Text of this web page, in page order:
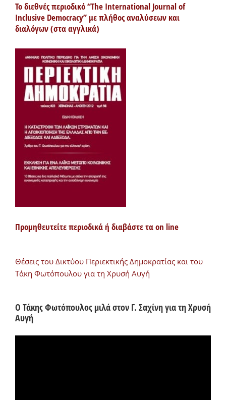
Το διεθνές περιοδικό “The International Journal of
Inclusive Democracy” με πλήθος αναλύσεων και
διαλόγων (στα αγγλικά)
Προμηθευτείτε περιοδικά ή διαβάστε τα on line
Θέσεις του Δικτύου Περιεκτικής Δημοκρατίας και του
Τάκη Φωτόπουλου για τη Χρυσή Αυγή
Ο Τάκης Φωτόπουλος μιλά στον Γ. Σαχίνη για τη Χρυσή
Αυγή